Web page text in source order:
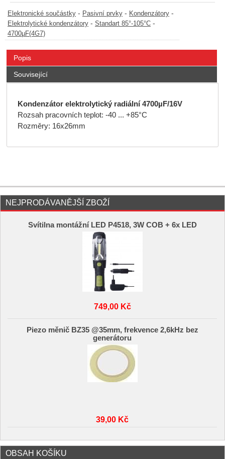
Elektronické součástky - Pasivní prvky - Kondenzátory -
Elektrolytické kondenzátory - Standart 85°-105°C -
4700µF(4G7)
Popis
Související
Kondenzátor elektrolytický radiální 4700µF/16V
Rozsah pracovních teplot: -40 ... +85°C
Rozměry: 16x26mm
NEJPRODÁVANĚJŠÍ ZBOŽÍ
Svítilna montážní LED P4518, 3W COB + 6x LED
749,00 Kč
Piezo měnič BZ35 @35mm, frekvence 2,6kHz bez
generátoru
39,00 Kč
OBSAH KOŠÍKU